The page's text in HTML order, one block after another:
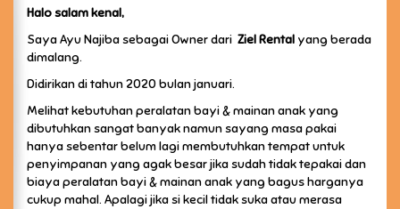
Halo salam kenal,
Saya Ayu Najiba sebagai Owner dari Ziel Rental yang berada
dimalang.
Didirikan di tahun 2020 bulan januari.
Melihat kebutuhan peralatan bayi & mainan anak yang
dibutuhkan sangat banyak namun sayang masa pakai
hanya sebentar belum lagi membutuhkan tempat untuk
penyimpanan yang agak besar jika sudah tidak tepakai dan
biaya peralatan bayi & mainan anak yang bagus harganya
cukup mahal. Apalagi jika si kecil tidak suka atau merasa